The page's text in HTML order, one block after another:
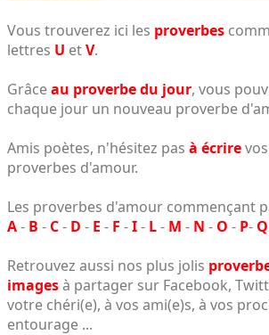
Vous trouverez ici les proverbes
lettres U etV.
Grâceau proverbe du jour, vous
chaque jour un nouveau proverbe
Amis poètes, n'hésitez pas à écrire
proverbes d'amour.
Les proverbes d'amour commençant
A- B - C- D - E - F -I- L- M - N - O - P- Q
Retrouvez aussi nos plus jolis
imagesà partager sur Facebook,
votre chéri(e), à vos ami(e)s, à vos
entourage ...